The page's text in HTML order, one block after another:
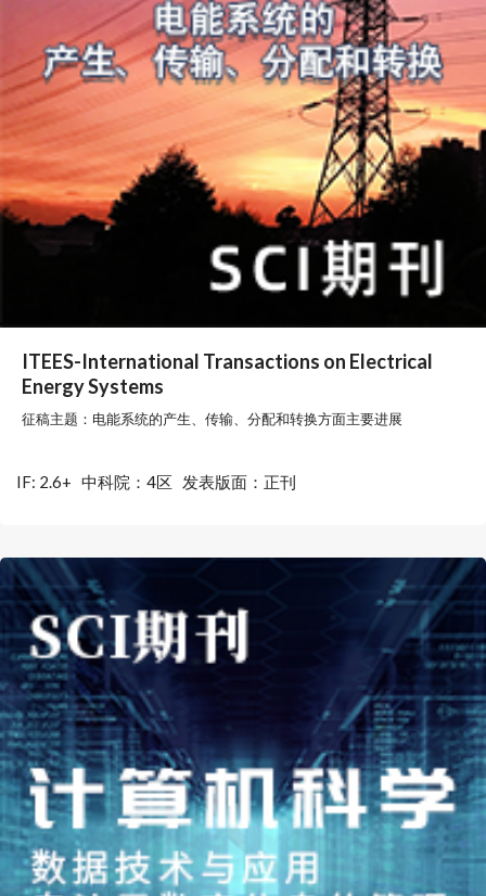
ITEES-International Transactions on Electrical
Energy Systems
征稿主题：电能系统的产生、传输、分配和转换方面主要进展
IF: 2.6+ 中科院：4区 发表版面：正刊